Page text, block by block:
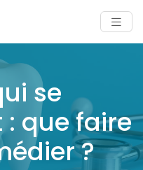
se
que faire
?